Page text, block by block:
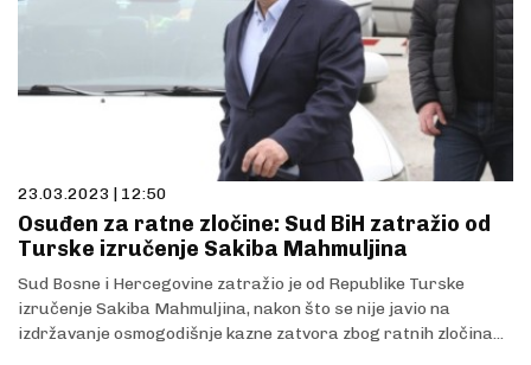
23.03.2023 | 12:50
Osuđen za ratne zločine: Sud BiH zatražio od
Turske izručenje Sakiba Mahmuljina
Sud Bosne i Hercegovine zatražio je od Republike Turske
izručenje Sakiba Mahmuljina, nakon što se nije javio na
izdržavanje osmogodišnje kazne zatvora zbog ratnih zločina...